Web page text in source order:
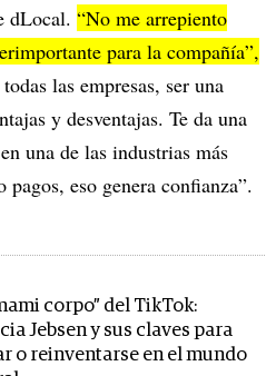
dLocal. “No me arrepiento
para la compañía”,
las empresas, ser una
y desventajas. Te da una
una de las industrias más
eso genera confianza”.
corpo” del TikTok:
Jebsen y sus claves para
o reinventarse en el mundo